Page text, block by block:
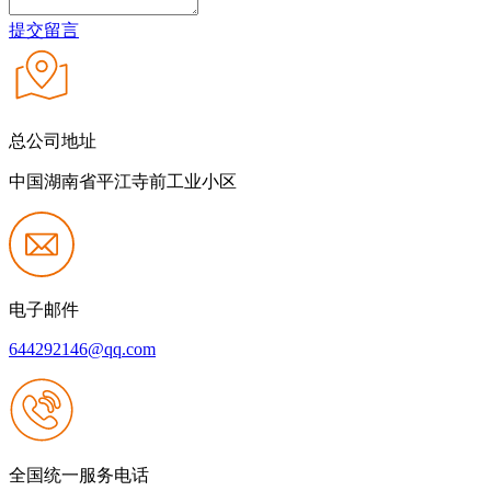
提交留言
总公司地址
中国湖南省平江寺前工业小区
电子邮件
644292146@qq.com
全国统一服务电话